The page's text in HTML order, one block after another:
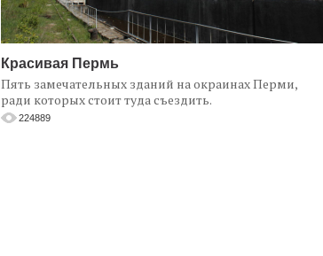
Красивая Пермь
Пять замечательных зданий на окраинах Перми,
ради которых стоит туда съездить.
224889